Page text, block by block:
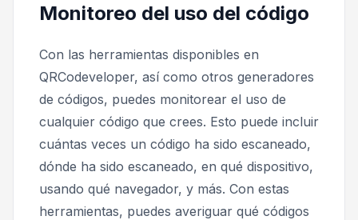
Monitoreo del uso del código
Con las herramientas disponibles en
QRCodeveloper, así como otros generadores
de códigos, puedes monitorear el uso de
cualquier código que crees. Esto puede incluir
cuántas veces un código ha sido escaneado,
dónde ha sido escaneado, en qué dispositivo,
usando qué navegador, y más. Con estas
herramientas, puedes averiguar qué códigos